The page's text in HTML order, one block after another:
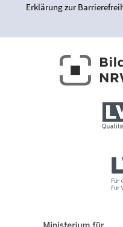
Erklärung zur